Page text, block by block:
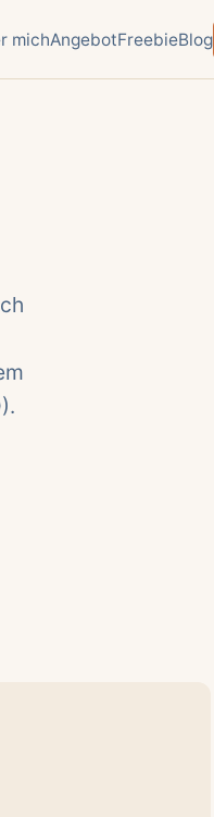
michAngebotFreebieBlog